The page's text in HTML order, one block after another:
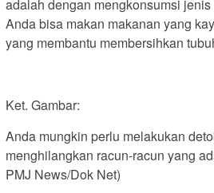
adalah dengan mengkonsumsi
Anda bisa makan makanan yang
yang membantu membersihkan
Ket. Gambar:
Anda mungkin perlu melakukan
menghilangkan racun-racun yang
PMJ News/Dok Net)